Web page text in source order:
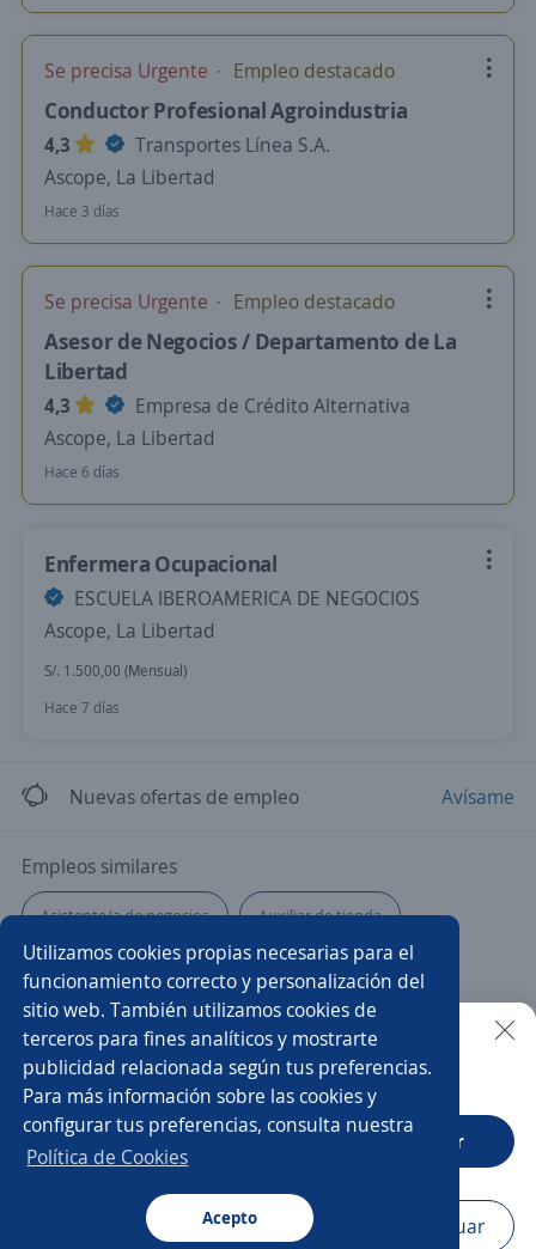
Se precisa Urgente Empleo destacado
Conductor Profesional Agroindustria
4,3
Transportes Línea S.A.
Ascope, La Libertad
Hace 3 días
Se precisa Urgente Empleo destacado
Asesor de Negocios / Departamento de La
Libertad
4,3
Empresa de Crédito Alternativa
Ascope, La Libertad
Hace 6 días
Enfermera Ocupacional
ESCUELA IBEROAMERICA DE NEGOCIOS
Ascope, La Libertad
S/. 1.500,00 (Mensual)
Hace 7 días
Nuevas ofertas de empleo Avísame
Empleos similares
Asistente/a de negocios Auxiliar de tienda
Operario/a de planta Asesor/a de negocios
Auxiliar Auxiliar de almacén Teleoperador/a
Practicante Técnico/a en farmacia
Vendedor campo Ejecutivo/a telefónico
Asesor/a servicio al cliente Producción
Buscar es más fácil en la app
CT App Abrir
Navegador Continuar
Utilizamos cookies propias necesarias para el
funcionamiento correcto y personalización del
sitio web. También utilizamos cookies de
terceros para fines analíticos y mostrarte
publicidad relacionada según tus preferencias.
Para más información sobre las cookies y
configurar tus preferencias, consulta nuestra
Política de Cookies
Acepto